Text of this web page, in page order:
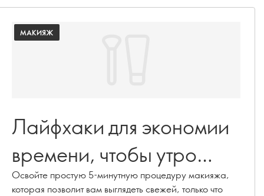
МАКИЯЖ
Лайфхаки для экономии
времени, чтобы утро
прошло без стресса
Освойте простую 5-минутную процедуру макияжа,
которая позволит вам выглядеть свежей, только что